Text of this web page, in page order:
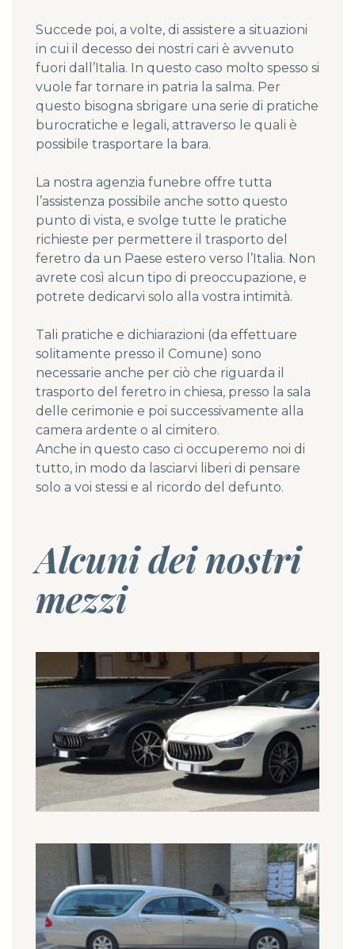
Succede poi, a volte, di assistere a situazioni
in cui il decesso dei nostri cari è avvenuto
fuori dall’Italia. In questo caso molto spesso si
vuole far tornare in patria la salma. Per
questo bisogna sbrigare una serie di pratiche
burocratiche e legali, attraverso le quali è
possibile trasportare la bara.
La nostra agenzia funebre offre tutta
l’assistenza possibile anche sotto questo
punto di vista, e svolge tutte le pratiche
richieste per permettere il trasporto del
feretro da un Paese estero verso l’Italia. Non
avrete così alcun tipo di preoccupazione, e
potrete dedicarvi solo alla vostra intimità.
Tali pratiche e dichiarazioni (da effettuare
solitamente presso il Comune) sono
necessarie anche per ciò che riguarda il
trasporto del feretro in chiesa, presso la sala
delle cerimonie e poi successivamente alla
camera ardente o al cimitero.
Anche in questo caso ci occuperemo noi di
tutto, in modo da lasciarvi liberi di pensare
solo a voi stessi e al ricordo del defunto.
Alcuni dei nostri
mezzi